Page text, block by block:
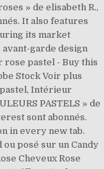
» de elisabeth R.,
It also features
its market
garde design
rose pastel - Buy this
Stock Voir plus
Intérieur
PASTELS » de
sont abonnés.
in every new tab.
posé sur un Candy
Cheveux Rose